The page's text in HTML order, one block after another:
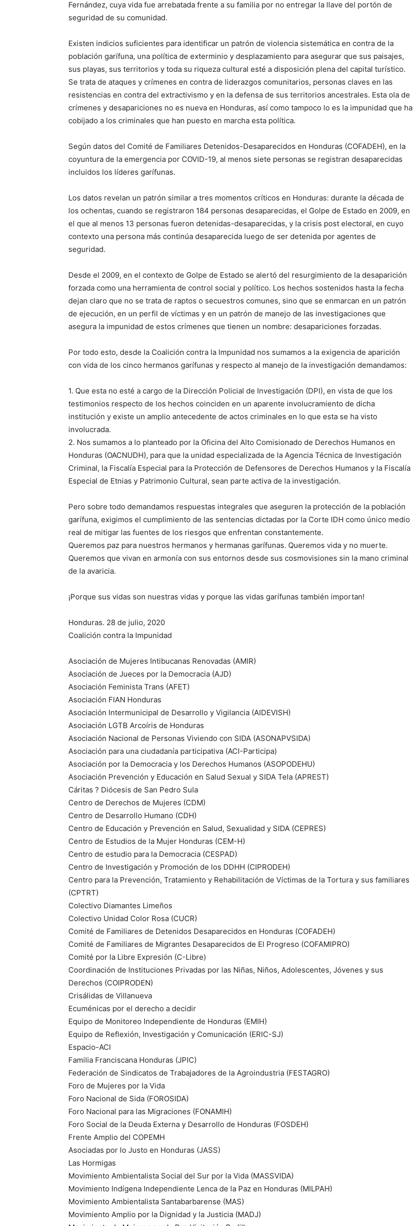
Fernández, cuya vida fue arrebatada frente a su familia por no entregar la llave del portón de
seguridad de su comunidad.
Existen indicios suficientes para identificar un patrón de violencia sistemática en contra de la
población garífuna, una política de exterminio y desplazamiento para asegurar que sus paisajes,
sus playas, sus territorios y toda su riqueza cultural esté a disposición plena del capital turístico.
Se trata de ataques y crímenes en contra de liderazgos comunitarios, personas claves en las
resistencias en contra del extractivismo y en la defensa de sus territorios ancestrales. Esta ola de
crímenes y desapariciones no es nueva en Honduras, así como tampoco lo es la impunidad que ha
cobijado a los criminales que han puesto en marcha esta política.
Según datos del Comité de Familiares Detenidos-Desaparecidos en Honduras (COFADEH), en la
coyuntura de la emergencia por COVID-19, al menos siete personas se registran desaparecidas
incluidos los líderes garífunas.
Los datos revelan un patrón similar a tres momentos críticos en Honduras: durante la década de
los ochentas, cuando se registraron 184 personas desaparecidas, el Golpe de Estado en 2009, en
el que al menos 13 personas fueron detenidas-desaparecidas, y la crisis post electoral, en cuyo
contexto una persona más continúa desaparecida luego de ser detenida por agentes de
seguridad.
Desde el 2009, en el contexto de Golpe de Estado se alertó del resurgimiento de la desaparición
forzada como una herramienta de control social y político. Los hechos sostenidos hasta la fecha
dejan claro que no se trata de raptos o secuestros comunes, sino que se enmarcan en un patrón
de ejecución, en un perfil de víctimas y en un patrón de manejo de las investigaciones que
asegura la impunidad de estos crímenes que tienen un nombre: desapariciones forzadas.
Por todo esto, desde la Coalición contra la Impunidad nos sumamos a la exigencia de aparición
con vida de los cinco hermanos garífunas y respecto al manejo de la investigación demandamos:
1. Que esta no esté a cargo de la Dirección Policial de Investigación (DPI), en vista de que los
testimonios respecto de los hechos coinciden en un aparente involucramiento de dicha
institución y existe un amplio antecedente de actos criminales en lo que esta se ha visto
involucrada.
2. Nos sumamos a lo planteado por la Oficina del Alto Comisionado de Derechos Humanos en
Honduras (OACNUDH), para que la unidad especializada de la Agencia Técnica de Investigación
Criminal, la Fiscalía Especial para la Protección de Defensores de Derechos Humanos y la Fiscalía
Especial de Etnias y Patrimonio Cultural, sean parte activa de la investigación.
Pero sobre todo demandamos respuestas integrales que aseguren la protección de la población
garífuna, exigimos el cumplimiento de las sentencias dictadas por la Corte IDH como único medio
real de mitigar las fuentes de los riesgos que enfrentan constantemente.
Queremos paz para nuestros hermanos y hermanas garífunas. Queremos vida y no muerte.
Queremos que vivan en armonía con sus entornos desde sus cosmovisiones sin la mano criminal
de la avaricia.
¡Porque sus vidas son nuestras vidas y porque las vidas garífunas también importan!
Honduras. 28 de julio, 2020
Coalición contra la Impunidad
Asociación de Mujeres Intibucanas Renovadas (AMIR)
Asociación de Jueces por la Democracia (AJD)
Asociación Feminista Trans (AFET)
Asociación FIAN Honduras
Asociación Intermunicipal de Desarrollo y Vigilancia (AIDEVISH)
Asociación LGTB Arcoíris de Honduras
Asociación Nacional de Personas Viviendo con SIDA (ASONAPVSIDA)
Asociación para una ciudadanía participativa (ACI-Participa)
Asociación por la Democracia y los Derechos Humanos (ASOPODEHU)
Asociación Prevención y Educación en Salud Sexual y SIDA Tela (APREST)
Cáritas ? Diócesis de San Pedro Sula
Centro de Derechos de Mujeres (CDM)
Centro de Desarrollo Humano (CDH)
Centro de Educación y Prevención en Salud, Sexualidad y SIDA (CEPRES)
Centro de Estudios de la Mujer Honduras (CEM-H)
Centro de estudio para la Democracia (CESPAD)
Centro de Investigación y Promoción de los DDHH (CIPRODEH)
Centro para la Prevención, Tratamiento y Rehabilitación de Víctimas de la Tortura y sus familiares
(CPTRT)
Colectivo Diamantes Limeños
Colectivo Unidad Color Rosa (CUCR)
Comité de Familiares de Detenidos Desaparecidos en Honduras (COFADEH)
Comité de Familiares de Migrantes Desaparecidos de El Progreso (COFAMIPRO)
Comité por la Libre Expresión (C-Libre)
Coordinación de Instituciones Privadas por las Niñas, Niños, Adolescentes, Jóvenes y sus
Derechos (COIPRODEN)
Crisálidas de Villanueva
Ecuménicas por el derecho a decidir
Equipo de Monitoreo Independiente de Honduras (EMIH)
Equipo de Reflexión, Investigación y Comunicación (ERIC-SJ)
Espacio-ACI
Familia Franciscana Honduras (JPIC)
Federación de Sindicatos de Trabajadores de la Agroindustria (FESTAGRO)
Foro de Mujeres por la Vida
Foro Nacional de Sida (FOROSIDA)
Foro Nacional para las Migraciones (FONAMIH)
Foro Social de la Deuda Externa y Desarrollo de Honduras (FOSDEH)
Frente Amplio del COPEMH
Asociadas por lo Justo en Honduras (JASS)
Las Hormigas
Movimiento Ambientalista Social del Sur por la Vida (MASSVIDA)
Movimiento Indígena Independiente Lenca de la Paz en Honduras (MILPAH)
Movimiento Ambientalista Santabarbarense (MAS)
Movimiento Amplio por la Dignidad y la Justicia (MADJ)